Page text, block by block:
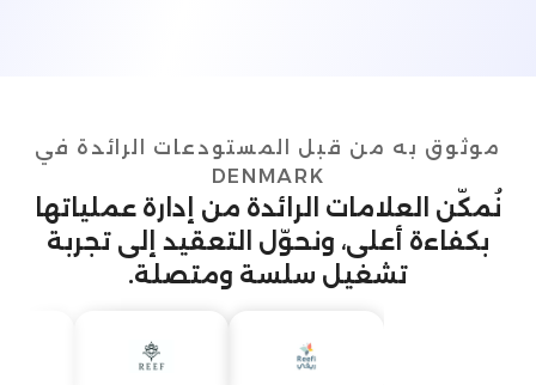
موثوق به من قبل المستودعات الرائدة في
DENMARK
نُمكّن العلامات الرائدة من إدارة عملياتها
بكفاءة أعلى، ونحوّل التعقيد إلى تجربة
تشغيل سلسة ومتصلة.